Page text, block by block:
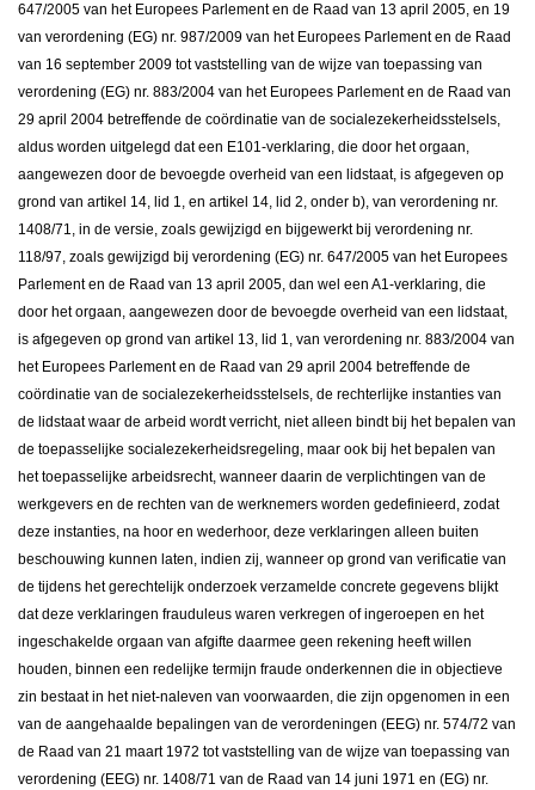
647/2005 van het Europees Parlement en de Raad van 13 april 2005, en 19
van verordening (EG) nr. 987/2009 van het Europees Parlement en de Raad
van 16 september 2009 tot vaststelling van de wijze van toepassing van
verordening (EG) nr. 883/2004 van het Europees Parlement en de Raad van
29 april 2004 betreffende de coördinatie van de socialezekerheidsstelsels,
aldus worden uitgelegd dat een E101-verklaring, die door het orgaan,
aangewezen door de bevoegde overheid van een lidstaat, is afgegeven op
grond van artikel 14, lid 1, en artikel 14, lid 2, onder b), van verordening nr.
1408/71, in de versie, zoals gewijzigd en bijgewerkt bij verordening nr.
118/97, zoals gewijzigd bij verordening (EG) nr. 647/2005 van het Europees
Parlement en de Raad van 13 april 2005, dan wel een A1-verklaring, die
door het orgaan, aangewezen door de bevoegde overheid van een lidstaat,
is afgegeven op grond van artikel 13, lid 1, van verordening nr. 883/2004 van
het Europees Parlement en de Raad van 29 april 2004 betreffende de
coördinatie van de socialezekerheidsstelsels, de rechterlijke instanties van
de lidstaat waar de arbeid wordt verricht, niet alleen bindt bij het bepalen van
de toepasselijke socialezekerheidsregeling, maar ook bij het bepalen van
het toepasselijke arbeidsrecht, wanneer daarin de verplichtingen van de
werkgevers en de rechten van de werknemers worden gedefinieerd, zodat
deze instanties, na hoor en wederhoor, deze verklaringen alleen buiten
beschouwing kunnen laten, indien zij, wanneer op grond van verificatie van
de tijdens het gerechtelijk onderzoek verzamelde concrete gegevens blijkt
dat deze verklaringen frauduleus waren verkregen of ingeroepen en het
ingeschakelde orgaan van afgifte daarmee geen rekening heeft willen
houden, binnen een redelijke termijn fraude onderkennen die in objectieve
zin bestaat in het niet-naleven van voorwaarden, die zijn opgenomen in een
van de aangehaalde bepalingen van de verordeningen (EEG) nr. 574/72 van
de Raad van 21 maart 1972 tot vaststelling van de wijze van toepassing van
verordening (EEG) nr. 1408/71 van de Raad van 14 juni 1971 en (EG) nr.